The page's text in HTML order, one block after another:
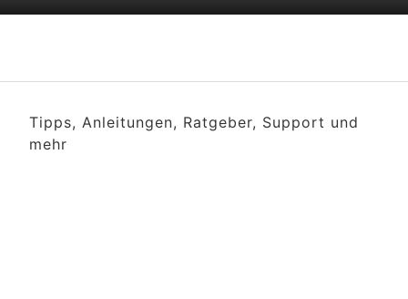
Tipps, Anleitungen, Ratgeber, Support und
mehr